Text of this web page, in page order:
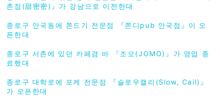
촌점(甜密密)』가 강남으로 이전한대
종로구 안국동에 쫀드기 전문점 『쫀디pub 안국점』이 오
픈한대
종로구 서촌에 있던 카페겸 바 『조모(JOMO)』가 영업 종
료했대
종로구 대학로에 포케 전문점 『슬로우캘리(Slow, Cail)』
가 오픈한대